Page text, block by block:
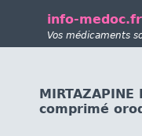
info-medoc.fr
Vos médicaments
MIRTAZAPINE
comprimé